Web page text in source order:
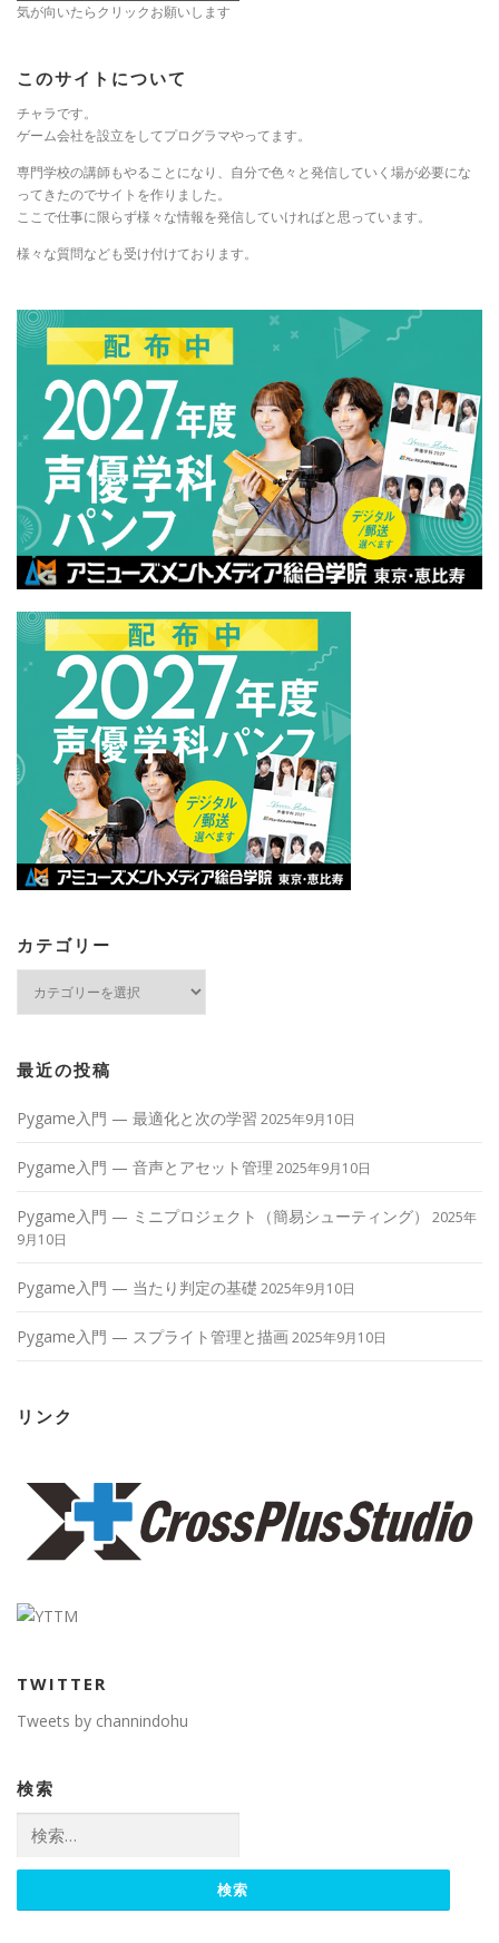
気が向いたらクリックお願いします
このサイトについて
チャラです。
ゲーム会社を設立をしてプログラマやってます。
専門学校の講師もやることになり、自分で色々と発信していく場が必要にな
ってきたのでサイトを作りました。
ここで仕事に限らず様々な情報を発信していければと思っています。
様々な質問なども受け付けております。
カテゴリー
ー
最近の投稿
Pygame入門 — 最適化と次の学習 2025年9月10日
Pygame入門 — 音声とアセット管理 2025年9月10日
Pygame入門 — ミニプロジェクト（簡易シューティング）
2025年
9月10日
Pygame入門 — 当たり判定の基礎 2025年9月10日
Pygame入門 — スプライト管理と描画2025年9月10日
リンク
TWITTER
Tweets by channindohu
検索
索: